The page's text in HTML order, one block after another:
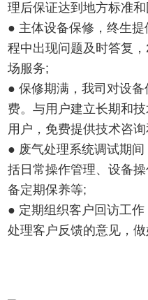
理后保证达到地方标准
● 主体设备保修，终生
程中出现问题及时答复
场服务;
● 保修期满，我司对设
费。与用户建立长期和
用户，免费提供技术咨
● 废气处理系统调试期
括日常操作管理、设备
备定期保养等;
● 定期组织客户回访工
处理客户反馈的意见，做